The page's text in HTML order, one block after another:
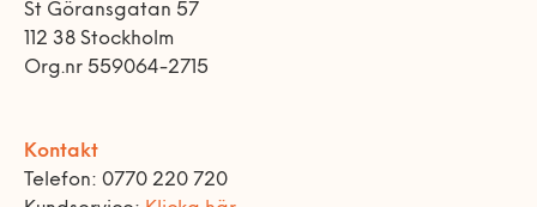
St Göransgatan 57
112 38 Stockholm
Org.nr 559064-2715
Kontakt
Telefon: 0770 220 720